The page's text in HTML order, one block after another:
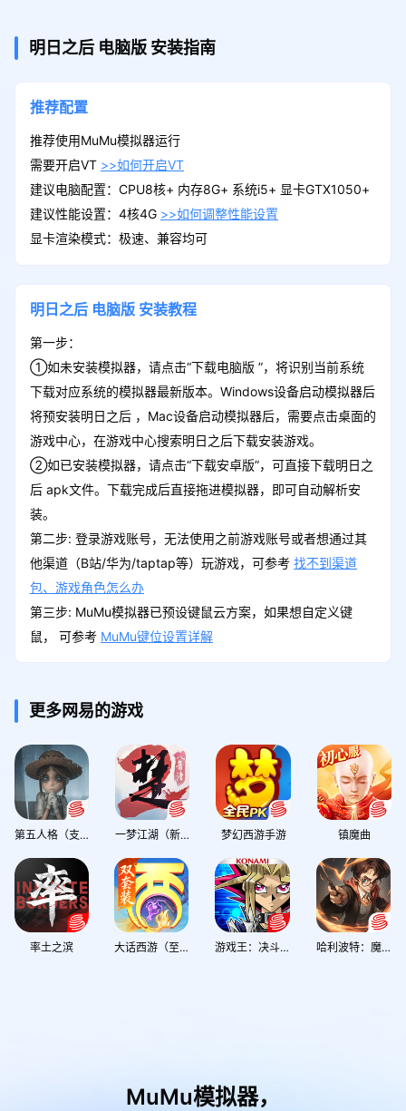
明日之后 电脑版 安装指南
推荐配置
推荐使用MuMu模拟器运行
需要开启VT >>如何开启VT
建议电脑配置：CPU8核+ 内存8G+ 系统i5+ 显卡GTX1050+
建议性能设置：4核4G >>如何调整性能设置
显卡渲染模式：极速、兼容均可
明日之后 电脑版 安装教程
第一步：
①如未安装模拟器，请点击“下载电脑版 ”，将识别当前系统
下载对应系统的模拟器最新版本。Windows设备启动模拟器后
将预安装明日之后 ，Mac设备启动模拟器后，需要点击桌面的
游戏中心，在游戏中心搜索明日之后下载安装游戏。
②如已安装模拟器，请点击“下载安卓版”，可直接下载明日之
后 apk文件。下载完成后直接拖进模拟器，即可自动解析安
装。
第二步: 登录游戏账号，无法使用之前游戏账号或者想通过其
他渠道（B站/华为/taptap等）玩游戏，可参考 找不到渠道
包、游戏角色怎么办
第三步: MuMu模拟器已预设键鼠云方案，如果想自定义键
鼠， 可参考 MuMu键位设置详解
更多网易的游戏
第五人格（支持官服安卓/iOS账密+全渠道扫码登录） 一梦江湖（新门派「落白」登场） 梦幻西游手游 镇魔曲
率土之滨 大话西游（至尊养生服） 游戏王：决斗链接 哈利波特：魔法觉醒（官服全场景60帧）
MuMu模拟器，